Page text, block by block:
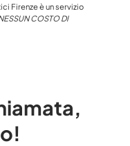
Firenze è un servizio
COSTO DI
,